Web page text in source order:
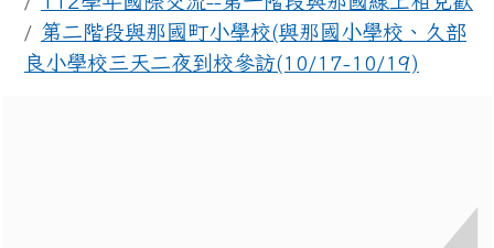
112學年國際交流--第一階段與那國線上相見歡
第二階段與那國町小學校(與那國小學校、久部
良小學校三天二夜到校參訪(10/17-10/19)